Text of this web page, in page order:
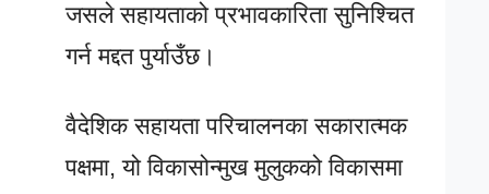
जसले सहायताको प्रभावकारिता सुनिश्चित
गर्न मद्दत पुर्याउँछ।
वैदेशिक सहायता परिचालनका सकारात्मक
पक्षमा, यो विकासोन्मुख मुलुकको विकासमा